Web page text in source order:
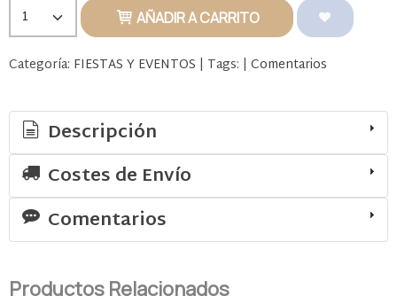
AÑADIR A CARRITO
Categoría: FIESTAS Y EVENTOS | Tags: | Comentarios
Descripción
Costes de Envío
Comentarios
Productos Relacionados